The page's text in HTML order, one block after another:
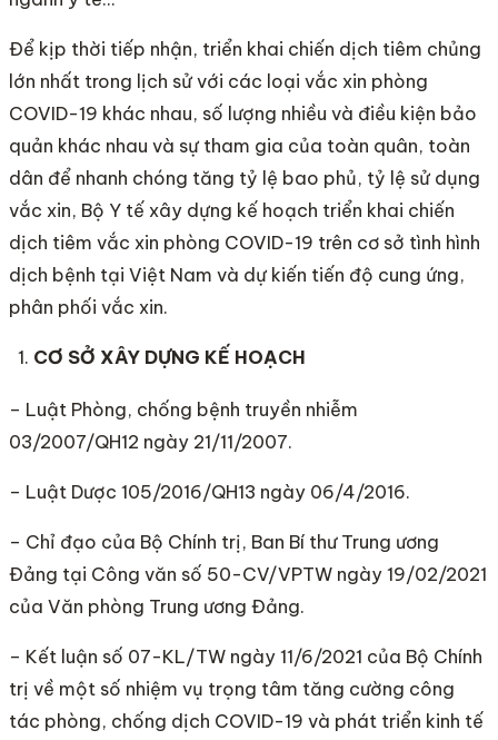
Để kịp thời tiếp nhận, triển khai chiến dịch tiêm chủng
lớn nhất trong lịch sử với các loại vắc xin phòng
COVID-19 khác nhau, số lượng nhiều và điều kiện bảo
quản khác nhau và sự tham gia của toàn quân, toàn
dân để nhanh chóng tăng tỷ lệ bao phủ, tỷ lệ sử dụng
vắc xin, Bộ Y tế xây dựng kế hoạch triển khai chiến
dịch tiêm vắc xin phòng COVID-19 trên cơ sở tình hình
dịch bệnh tại Việt Nam và dự kiến tiến độ cung ứng,
phân phối vắc xin.
CƠ SỞ XÂY DỰNG KẾ HOẠCH
– Luật Phòng, chống bệnh truyền nhiễm
03/2007/QH12 ngày 21/11/2007.
– Luật Dược 105/2016/QH13 ngày 06/4/2016.
– Chỉ đạo của Bộ Chính trị, Ban Bí thư Trung ương
Đảng tại Công văn số 50-CV/VPTW ngày 19/02/2021
của Văn phòng Trung ương Đảng.
– Kết luận số 07-KL/TW ngày 11/6/2021 của Bộ Chính
trị về một số nhiệm vụ trọng tâm tăng cường công
tác phòng, chống dịch COVID-19 và phát triển kinh tế